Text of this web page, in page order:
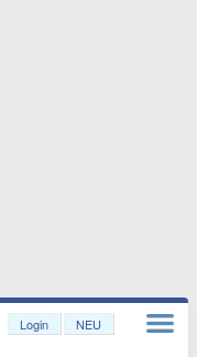
Login NEU